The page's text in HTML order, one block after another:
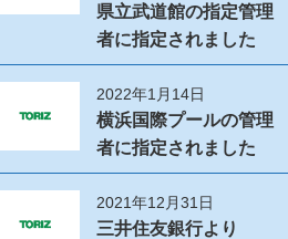
県立武道館の指定管理
者に指定されました
2022年1月14日
横浜国際プールの管理
者に指定されました
2021年12月31日
三井住友銀行より